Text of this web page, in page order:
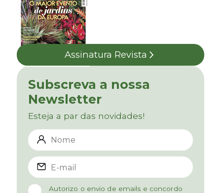
Assinatura Revista
Subscreva a nossa
Newsletter
Esteja a par das novidades!
Autorizo o envio de emails e concordo